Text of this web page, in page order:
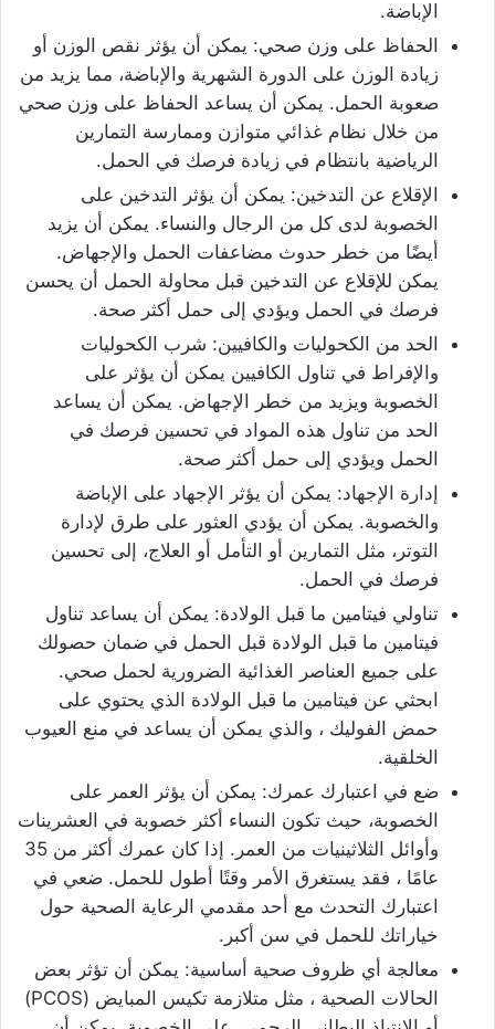
الإباضة.
الحفاظ على وزن صحي: يمكن أن يؤثر نقص الوزن أو
زيادة الوزن على الدورة الشهرية والإباضة، مما يزيد من
صعوبة الحمل. يمكن أن يساعد الحفاظ على وزن صحي
من خلال نظام غذائي متوازن وممارسة التمارين
الرياضية بانتظام في زيادة فرصك في الحمل.
الإقلاع عن التدخين: يمكن أن يؤثر التدخين على
الخصوبة لدى كل من الرجال والنساء. يمكن أن يزيد
أيضًا من خطر حدوث مضاعفات الحمل والإجهاض.
يمكن للإقلاع عن التدخين قبل محاولة الحمل أن يحسن
فرصك في الحمل ويؤدي إلى حمل أكثر صحة.
الحد من الكحوليات والكافيين: شرب الكحوليات
والإفراط في تناول الكافيين يمكن أن يؤثر على
الخصوبة ويزيد من خطر الإجهاض. يمكن أن يساعد
الحد من تناول هذه المواد في تحسين فرصك في
الحمل ويؤدي إلى حمل أكثر صحة.
إدارة الإجهاد: يمكن أن يؤثر الإجهاد على الإباضة
والخصوبة. يمكن أن يؤدي العثور على طرق لإدارة
التوتر، مثل التمارين أو التأمل أو العلاج، إلى تحسين
فرصك في الحمل.
تناولي فيتامين ما قبل الولادة: يمكن أن يساعد تناول
فيتامين ما قبل الولادة قبل الحمل في ضمان حصولك
على جميع العناصر الغذائية الضرورية لحمل صحي.
ابحثي عن فيتامين ما قبل الولادة الذي يحتوي على
حمض الفوليك ، والذي يمكن أن يساعد في منع العيوب
الخلقية.
ضع في اعتبارك عمرك: يمكن أن يؤثر العمر على
الخصوبة، حيث تكون النساء أكثر خصوبة في العشرينات
وأوائل الثلاثينيات من العمر. إذا كان عمرك أكثر من 35
عامًا ، فقد يستغرق الأمر وقتًا أطول للحمل. ضعي في
اعتبارك التحدث مع أحد مقدمي الرعاية الصحية حول
خياراتك للحمل في سن أكبر.
معالجة أي ظروف صحية أساسية: يمكن أن تؤثر بعض
الحالات الصحية ، مثل متلازمة تكيس المبايض (PCOS)